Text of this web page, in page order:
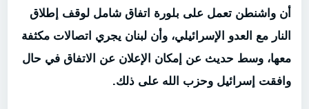
أن واشنطن تعمل على بلورة اتفاق شامل لوقف إطلاق
النار مع العدو الإسرائيلي، وأن لبنان يجري اتصالات مكثفة
معها، وسط حديث عن إمكان الإعلان عن الاتفاق في حال
وافقت إسرائيل وحزب الله على ذلك.